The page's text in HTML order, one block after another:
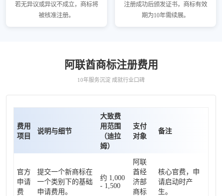
若无异议或异议不成立，商标将
被核准注册。
注册成功后颁发证书，商标有效
期为10年需续展。
阿联酋商标注册费用
10年服务沉淀 成就行业口碑
费用
项目
说明与细节
大致费
用范围
（迪拉
姆）
支付
对象
备注
官方
申请
费
提交一个新商标在
一个类别下的基础
申请费用。
约 1,000
- 1,500
阿联
酋经
济部
商标
核心官费，申
请启动时产
生。